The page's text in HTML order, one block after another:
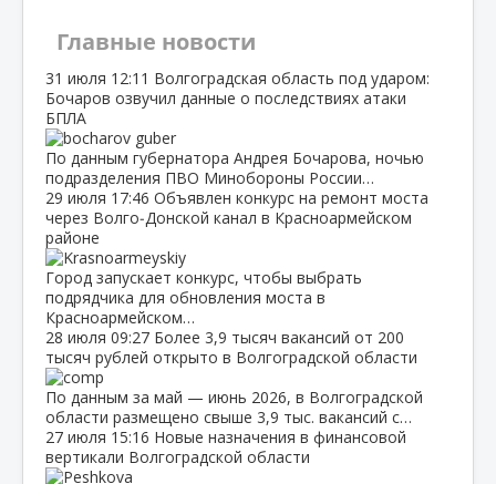
Главные новости
31 июля 12:11 Волгоградская область под ударом:
Бочаров озвучил данные о последствиях атаки
БПЛА
По данным губернатора Андрея Бочарова, ночью
подразделения ПВО Минобороны России…
29 июля 17:46 Объявлен конкурс на ремонт моста
через Волго‑Донской канал в Красноармейском
районе
Город запускает конкурс, чтобы выбрать
подрядчика для обновления моста в
Красноармейском…
28 июля 09:27 Более 3,9 тысяч вакансий от 200
тысяч рублей открыто в Волгоградской области
По данным за май — июнь 2026, в Волгоградской
области размещено свыше 3,9 тыс. вакансий с…
27 июля 15:16 Новые назначения в финансовой
вертикали Волгоградской области